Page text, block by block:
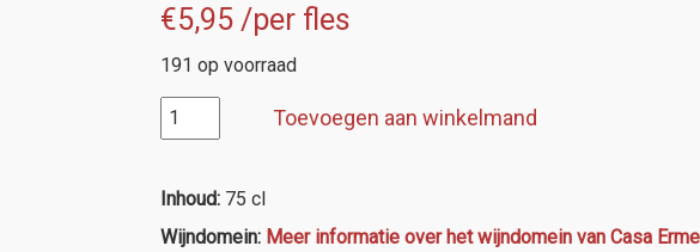
€5,95/per fles
191 op voorraad
Casa
Ermelinda
Tulipa
Rosé
de
Toevoegen aan winkelmand
Inhoud: 75 cl
Wijndomein: Meer informatie over het wijndomein van Casa